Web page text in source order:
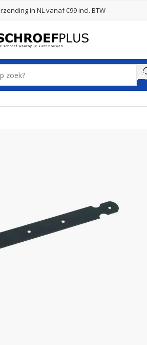
in NL vanaf €99 incl. BTW
Hengen